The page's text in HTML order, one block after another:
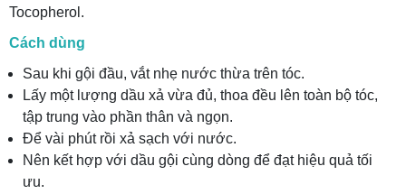
Tocopherol.
Cách dùng
Sau khi gội đầu, vắt nhẹ nước thừa trên tóc.
Lấy một lượng dầu xả vừa đủ, thoa đều lên toàn bộ tóc,
tập trung vào phần thân và ngọn.
Để vài phút rồi xả sạch với nước.
Nên kết hợp với dầu gội cùng dòng để đạt hiệu quả tối
ưu.